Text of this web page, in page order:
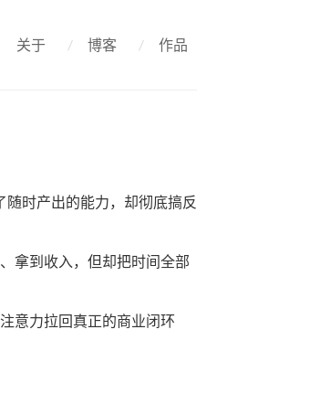
关于 / 博客 / 作品
时产出的能力，却彻底搞反
拿到收入，但却把时间全部
意力拉回真正的商业闭环